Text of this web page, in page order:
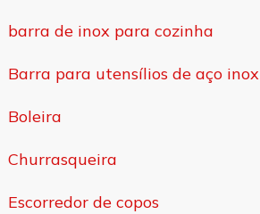
barra de inox para cozinha
Barra para utensílios de aço inox
Boleira
Churrasqueira
Escorredor de copos